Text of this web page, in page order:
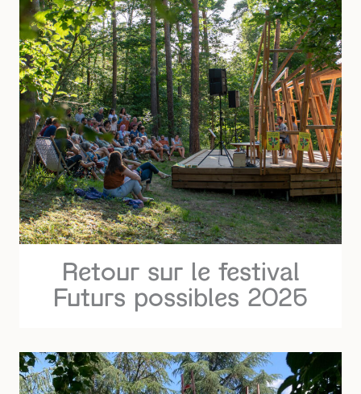
Retour sur le festival
Futurs possibles 2026